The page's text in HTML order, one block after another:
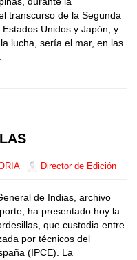
transcurso de la Segunda
Unidos y Japón, y
lucha, sería el mar, en las
Director de Edición
de Indias, archivo
ha presentado hoy la
que custodia entre
por técnicos del
(IPCE). La